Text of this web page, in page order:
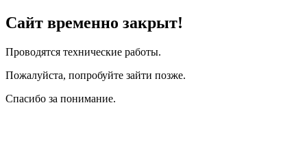
Сайт временно закрыт!
Проводятся технические работы.
Пожалуйста, попробуйте зайти позже.
Спасибо за понимание.